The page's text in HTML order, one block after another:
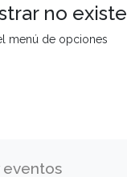
no existe
menú de opciones
eventos